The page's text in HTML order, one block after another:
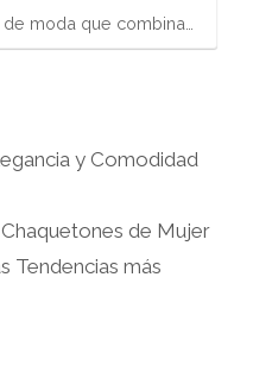
moda que combina…
y Comodidad
de Mujer
Tendencias más